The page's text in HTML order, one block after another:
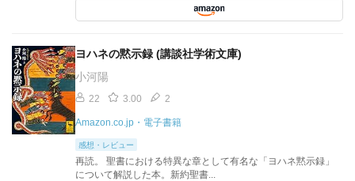
ヨハネの黙示録 (講談社学術文庫)
小河陽
22 3.00 2
Amazon.co.jp・電子書籍
感想・レビュー
再読。 聖書における特異な章として有名な「ヨハネ黙示録」
について解説した本。新約聖書...